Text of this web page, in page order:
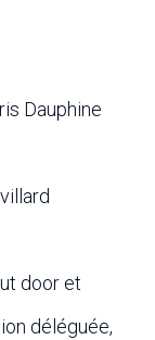
Dauphine
door et
déléguée,